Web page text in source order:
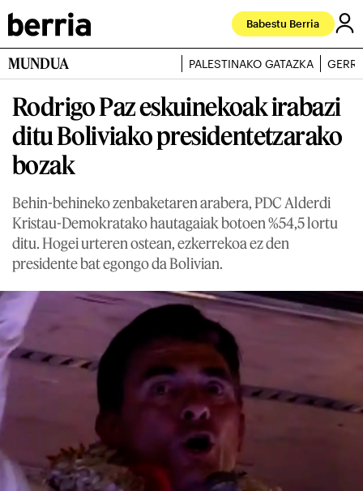
Babestu Berria
MUNDUA PALESTINAKO GATAZKA
Rodrigo Paz eskuinekoak irabazi
ditu Boliviako presidentetzarako
bozak
Behin-behineko zenbaketaren arabera, PDC Alderdi
Kristau-Demokratako hautagaiak botoen %54,5 lortu
ditu. Hogei urteren ostean, ezkerrekoa ez den
presidente bat egongo da Bolivian.